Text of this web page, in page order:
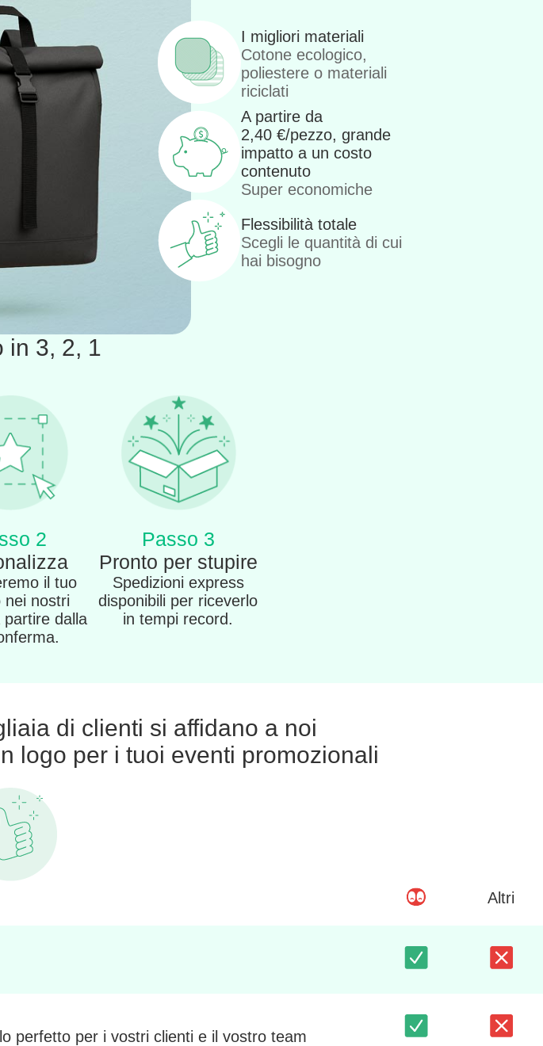
I migliori materiali
Cotone ecologico,
poliestere o materiali
riciclati
A partire da
2,40 €/pezzo, grande
impatto a un costo
contenuto
Super economiche
Flessibilità totale
Scegli le quantità di cui
hai bisogno
in 3, 2, 1
2
il tuo
nei nostri
partire dalla
Passo 3
Pronto per stupire
Spedizioni express
disponibili per riceverlo
in tempi record.
di clienti si affidano a noi
logo per i tuoi eventi promozionali
Altri
perfetto per i vostri clienti e il vostro team